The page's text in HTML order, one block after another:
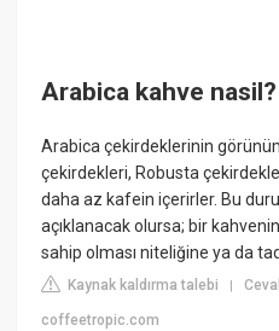
Arabica kahve nasil?
Arabica çekirdeklerinin
çekirdekleri, Robusta
daha az kafein içerirler. Bu
açıklanacak olursa; bir
sahip olması niteliğine ya da
Kaynak kaldırma talebi |
coffeetropic.com